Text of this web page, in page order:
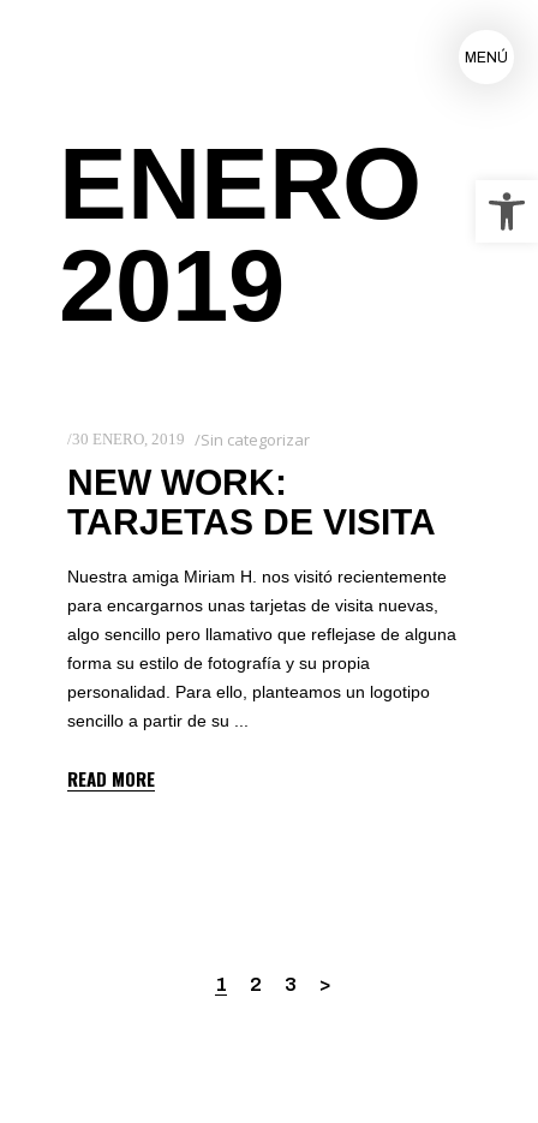
MENÚ
ENERO
2019
30 ENERO, 2019 Sin categorizar
NEW WORK:
TARJETAS DE VISITA
Nuestra amiga Miriam H. nos visitó recientemente
para encargarnos unas tarjetas de visita nuevas,
algo sencillo pero llamativo que reflejase de alguna
forma su estilo de fotografía y su propia
personalidad. Para ello, planteamos un logotipo
sencillo a partir de su
READ MORE
1 2 3